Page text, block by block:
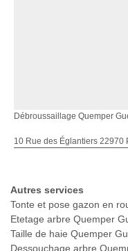
Débroussaillage Quemper
10 Rue des Églantiers 22970
Autres services
Tonte et pose gazon en
Etetage arbre Quemper
Taille de haie Quemper
Dessouchage arbre